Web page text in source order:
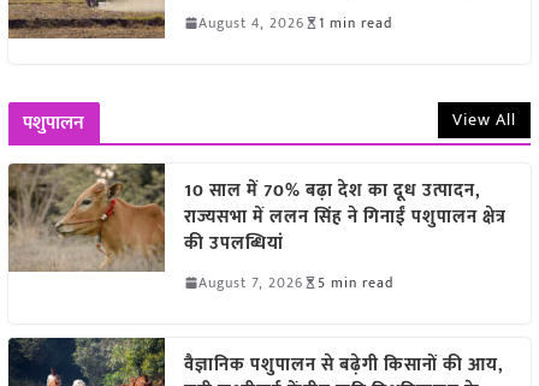
August 4, 2026 1 min read
पशुपालन View All
10 साल में 70% बढ़ा देश का दूध उत्पादन,
राज्यसभा में ललन सिंह ने गिनाईं पशुपालन क्षेत्र
की उपलब्धियां
August 7, 2026 5 min read
वैज्ञानिक पशुपालन से बढ़ेगी किसानों की आय,